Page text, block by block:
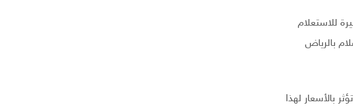
للاستعلام
بالرياض
ايضا تؤثر بالأسعار لهذا